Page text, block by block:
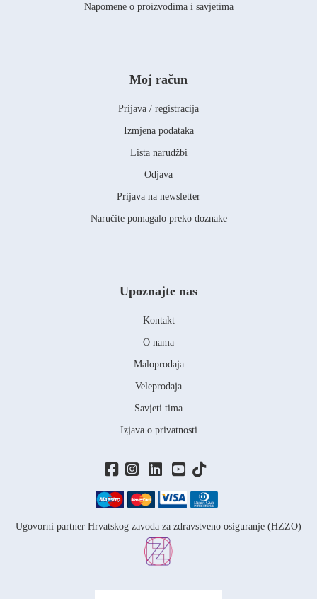
Napomene o proizvodima i savjetima
Moj račun
Prijava / registracija
Izmjena podataka
Lista narudžbi
Odjava
Prijava na newsletter
Naručite pomagalo preko doznake
Ugovorni partner Hrvatskog zavoda za zdravstveno osiguranje (HZZO)
Upoznajte nas
Kontakt
O nama
Maloprodaja
Veleprodaja
Savjeti tima
Izjava o privatnosti